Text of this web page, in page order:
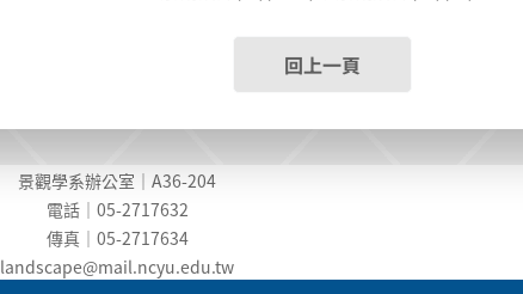
回上一頁
景觀學系辦公室｜A36-204
電話｜05-2717632
傳真｜05-2717634
landscape@mail.ncyu.edu.tw